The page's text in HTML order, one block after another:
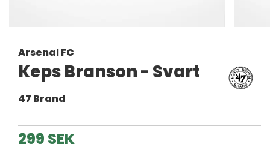
Arsenal FC
Keps Branson - Svart
47 Brand
299 SEK